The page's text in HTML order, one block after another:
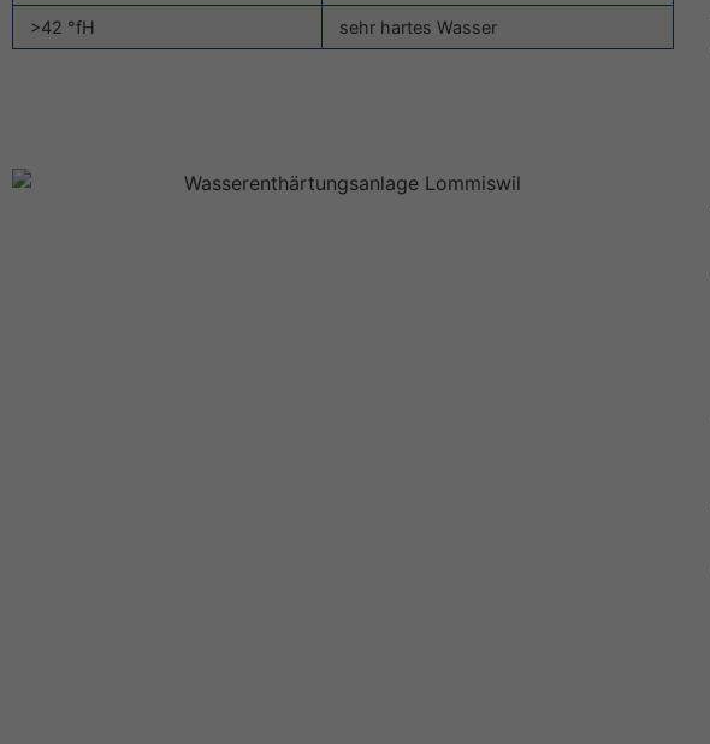
>42 °fH sehr hartes Wasser